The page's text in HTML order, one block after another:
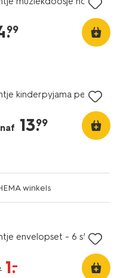
.
99
kinderpyjama perzik
13.
99
winkels
envelopset - 6 stuks
1.
–